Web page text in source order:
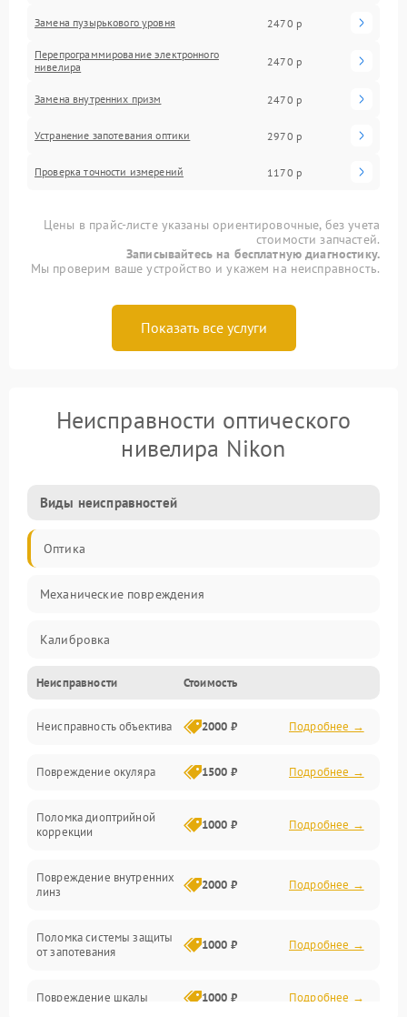
Замена пузырькового уровня 2470 р
Перепрограммирование электронного
нивелира
2470 р
Замена внутренних призм 2470 р
Устранение запотевания оптики 2970 р
Проверка точности измерений 1170 р
Цены в прайс-листе указаны ориентировочные, без учета
стоимости запчастей.
Записывайтесь на бесплатную диагностику.
Мы проверим ваше устройство и укажем на неисправность.
Показать все услуги
Неисправности оптического
нивелира Nikon
Виды неисправностей
Оптика
Механические повреждения
Калибровка
Механика
Электропитание
Электроника
Аксессуары
Неисправности Стоимость
Неисправность объектива 2000 ₽ Подробнее →
Повреждение окуляра 1500 ₽ Подробнее →
Поломка диоптрийной
коррекции
1000 ₽ Подробнее →
Повреждение внутренних
линз
2000 ₽ Подробнее →
Поломка системы защиты
от запотевания
1000 ₽ Подробнее →
Повреждение шкалы 1000 ₽ Подробнее →